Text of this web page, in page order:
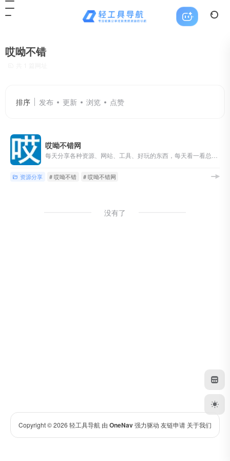
哎呦不错
排序 发布 更新 浏览 点赞
哎呦不错网
资源分享 # 哎呦不错 # 哎呦不错网
没有了
Copyright © 2026 轻工具导航 由 OneNav强力驱动 友链申请 关于我们